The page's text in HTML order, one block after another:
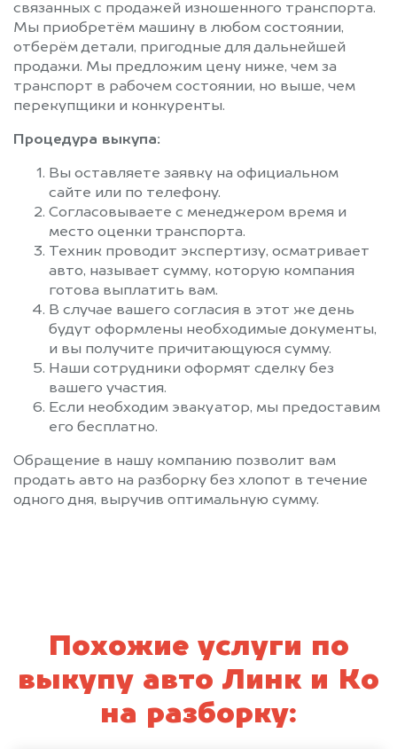
связанных с продажей изношенного транспорта.
Мы приобретём машину в любом состоянии,
отберём детали, пригодные для дальнейшей
продажи. Мы предложим цену ниже, чем за
транспорт в рабочем состоянии, но выше, чем
перекупщики и конкуренты.
Процедура выкупа:
Вы оставляете заявку на официальном
сайте или по телефону.
Согласовываете с менеджером время и
место оценки транспорта.
Техник проводит экспертизу, осматривает
авто, называет сумму, которую компания
готова выплатить вам.
В случае вашего согласия в этот же день
будут оформлены необходимые документы,
и вы получите причитающуюся сумму.
Наши сотрудники оформят сделку без
вашего участия.
Если необходим эвакуатор, мы предоставим
его бесплатно.
Обращение в нашу компанию позволит вам
продать авто на разборку без хлопот в течение
одного дня, выручив оптимальную сумму.
Похожие услуги по
выкупу авто Линк и Ко
на разборку: